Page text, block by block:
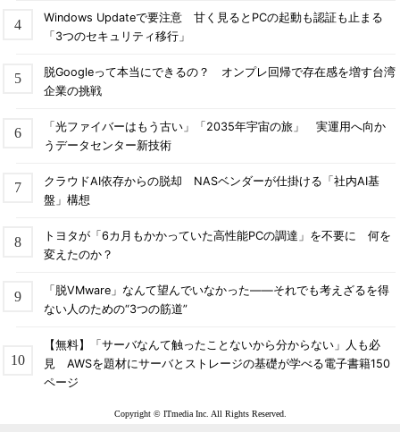
Windows Updateで要注意 甘く見るとPCの起動も認証も止まる
「3つのセキュリティ移行」
脱Googleって本当にできるの？ オンプレ回帰で存在感を増す台湾
企業の挑戦
「光ファイバーはもう古い」「2035年宇宙の旅」 実運用へ向か
うデータセンター新技術
クラウドAI依存からの脱却 NASベンダーが仕掛ける「社内AI基
盤」構想
トヨタが「6カ月もかかっていた高性能PCの調達」を不要に 何を
変えたのか？
「脱VMware」なんて望んでいなかった――それでも考えざるを得
ない人のための“3つの筋道”
【無料】「サーバなんて触ったことないから分からない」人も必
見 AWSを題材にサーバとストレージの基礎が学べる電子書籍150
ページ
Copyright © ITmedia Inc. All Rights Reserved.